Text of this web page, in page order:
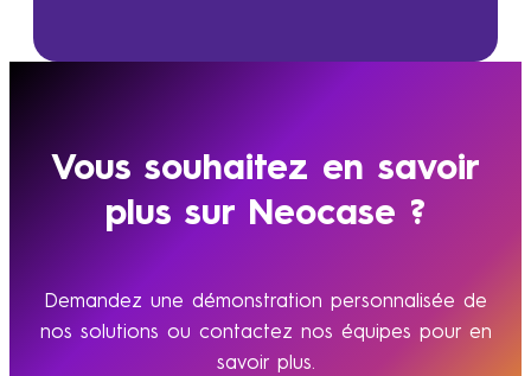
Vous souhaitez en savoir
plus sur Neocase ?
Demandez une démonstration personnalisée de
nos solutions ou contactez nos équipes pour en
savoir plus.